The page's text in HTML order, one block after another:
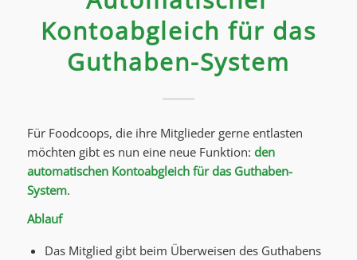
Kontoabgleich für das
Guthaben-System
Für Foodcoops, die ihre Mitglieder gerne entlasten
möchten gibt es nun eine neue Funktion: den
automatischen Kontoabgleich für das Guthaben-
System.
Ablauf
Das Mitglied gibt beim Überweisen des Guthabens